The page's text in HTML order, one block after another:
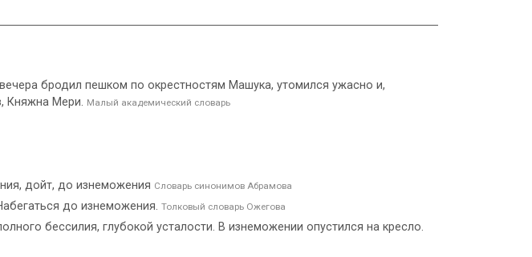
бродил пешком по окрестностям Машука, утомился ужасно и,
Княжна Мери. Малый академический словарь
дойт, до изнеможения Словарь синонимов Абрамова
до изнеможения. Толковый словарь Ожегова
бессилия, глубокой усталости. В изнеможении опустился на кресло.